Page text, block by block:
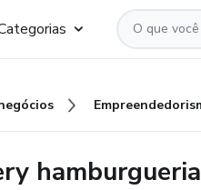
hamburgueria